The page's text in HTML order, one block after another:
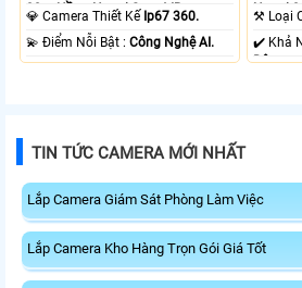
30m Hồng Ngoại Smart IR.
💎 Camera Thiết Kế Ip67 360.
️💫 Điểm Nỗi Bật :Công Nghệ AI.
Ngoại
⚒
Động.
TIN TỨC CAMERA MỚI NHẤT
Lắp Camera Giám Sát Phòng Làm Việc
Lắp Camera Kho Hàng Trọn Gói Giá Tốt